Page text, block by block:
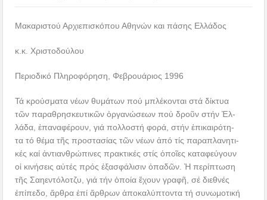
Μακαριστού Αρχιεπισκόπου Αθηνών και πάσης Ελλάδος
κ.κ. Χριστοδούλου
Περιοδικό Πληροφόρηση, Φεβρουάριος 1996
Τά κρούσματα νέων θυμάτων πού μπλέκονται στά δίκτυα
τῶν παραθρησκευτικῶν ὀργανώσεων πού δροῦν στήν Ἑλ-
λάδα, ἐπαναφέρουν, γιά πολλοστή φορά, στήν ἐπικαιρότη-
τα τό θέμα τῆς προστασίας τῶν νέων ἀπό τίς παραπλανητι-
κές καί ἀντιανθρώπινες πρακτικές στίς ὁποῖες καταφεύγουν
οἱ κινήσεις αὐτές πρός ἐξασφάλισιν ὀπαδῶν. Ἡ περίπτωση
τῆς Σαηεντόλοτζυ, γιά τήν ὁποία ἔχουν γραφῆ, σέ διεθνές
ἐπίπεδο, ἄρθρα ἐπί ἄρθρων ἀποκαλύπτοντα τή συνωμοτική